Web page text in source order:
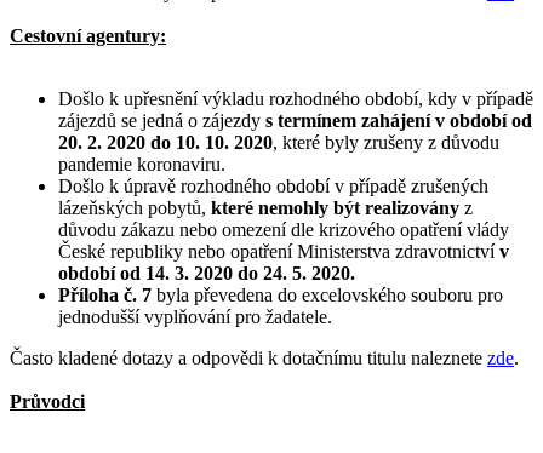
Cestovní agentury:
Došlo k upřesnění výkladu rozhodného období, kdy v případě
zájezdů se jedná o zájezdy s termínem zahájení v období od
20. 2. 2020 do 10. 10. 2020, které byly zrušeny z důvodu
pandemie koronaviru.
Došlo k úpravě rozhodného období v případě zrušených
lázeňských pobytů, které nemohly být realizovány z
důvodu zákazu nebo omezení dle krizového opatření vlády
České republiky nebo opatření Ministerstva zdravotnictvív
období od 14. 3. 2020 do 24. 5. 2020.
Příloha č. 7 byla převedena do excelovského souboru pro
jednodušší vyplňování pro žadatele.
Často kladené dotazy a odpovědi k dotačnímu titulu naleznete zde.
Průvodci